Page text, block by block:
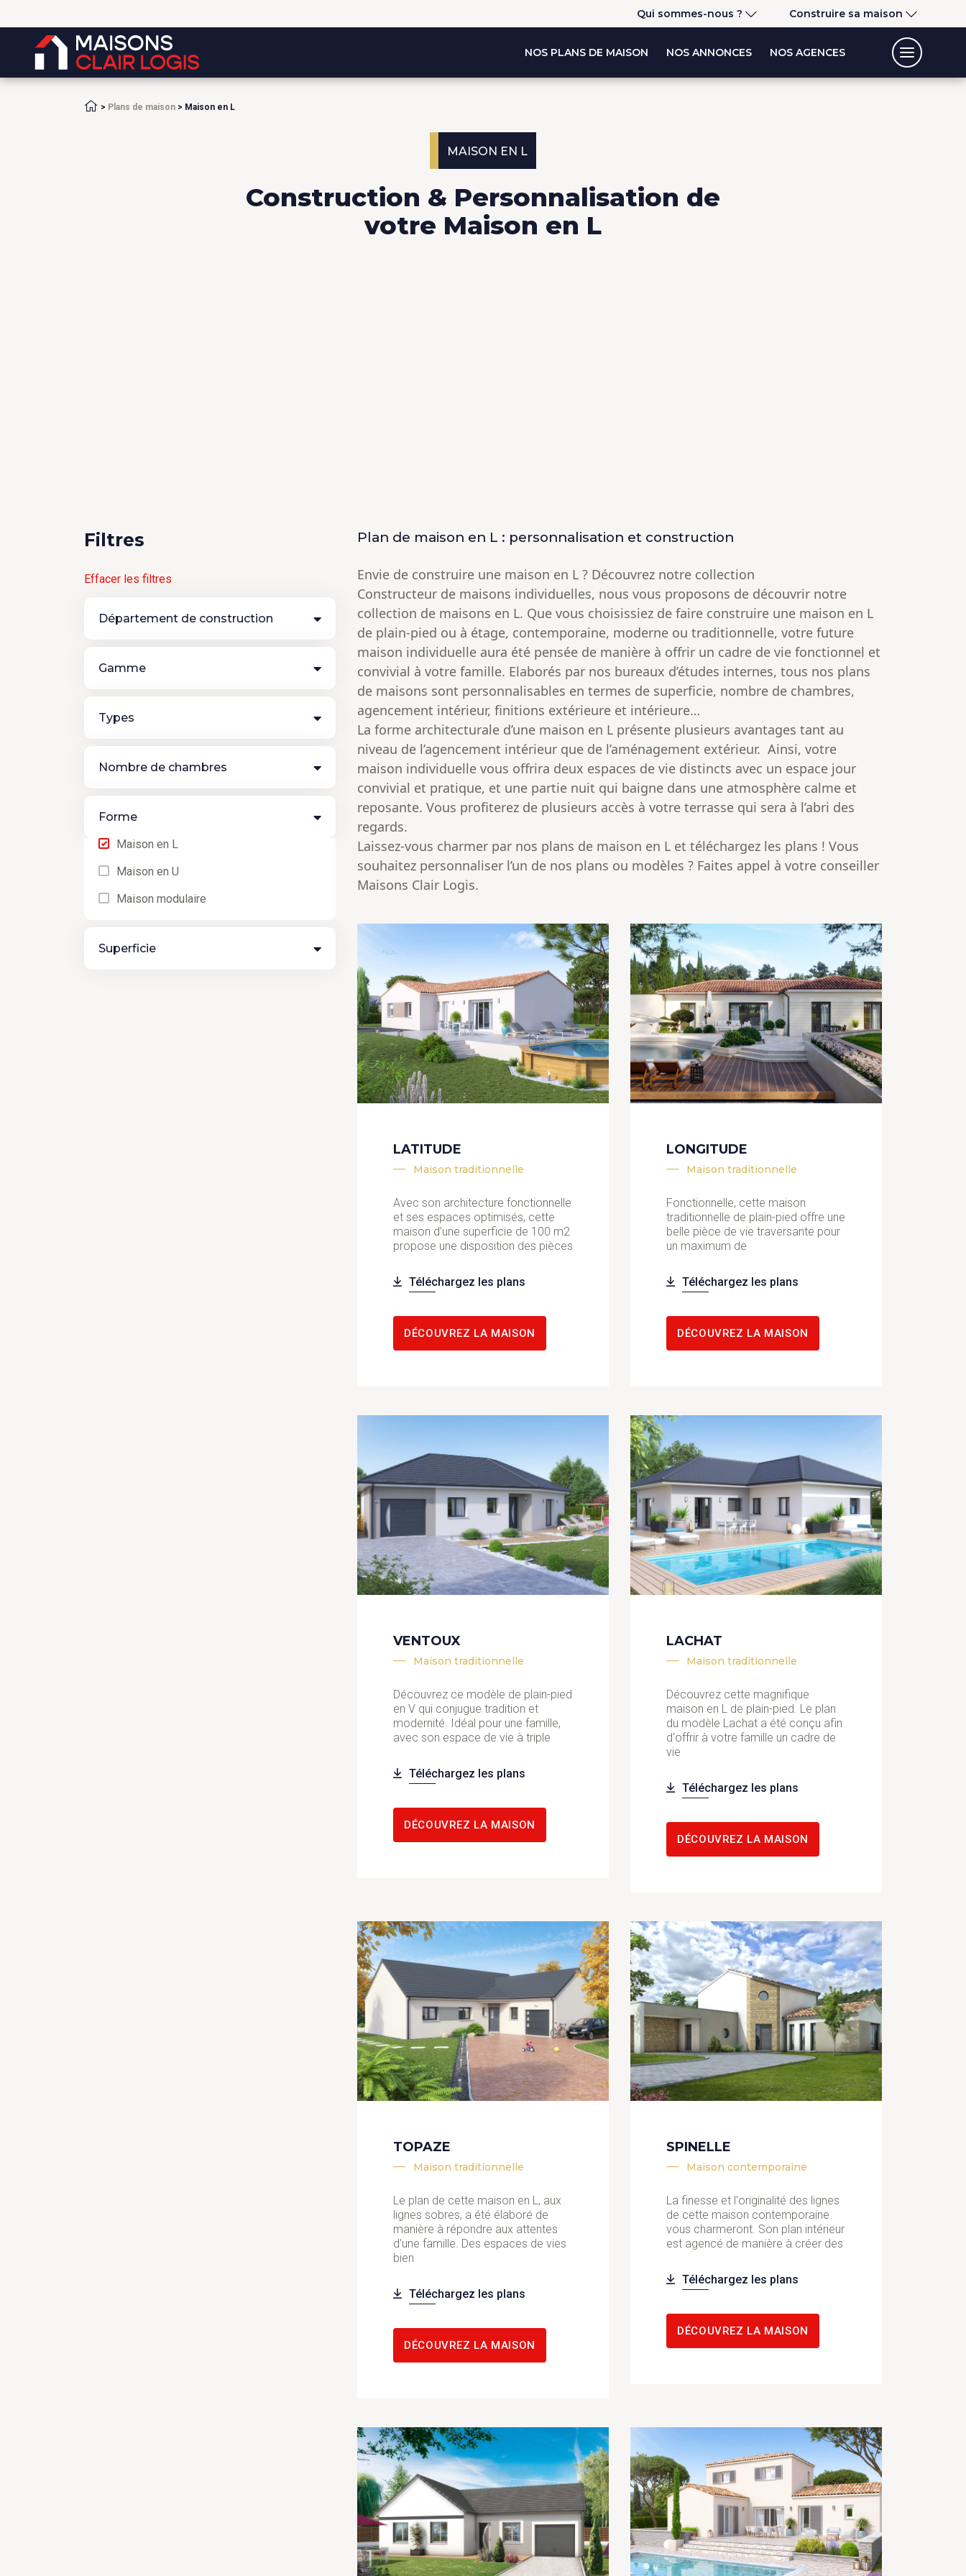
Qui sommes-nous ? Construire sa maison
NOS PLANS DE MAISON NOS ANNONCES NOS AGENCES
Accueil
> Plans de maison > Maison en L
MAISON EN L
Construction & Personnalisation de
votre Maison en L
Filtres
Effacer les filtres
Département de construction
Gamme
Types
Nombre de chambres
Forme
Maison en L
Maison en U
Maison modulaire
Superficie
Plan de maison en L : personnalisation et construction
Envie de construire une maison en L ? Découvrez notre collection
Constructeur de maisons individuelles, nous vous proposons de découvrir notre
collection de maisons en L. Que vous choisissiez de faire construire une maison en L
de plain-pied ou à étage, contemporaine, moderne ou traditionnelle, votre future
maison individuelle aura été pensée de manière à offrir un cadre de vie fonctionnel et
convivial à votre famille. Elaborés par nos bureaux d’études internes, tous nos plans
de maisons sont personnalisables en termes de superficie, nombre de chambres,
agencement intérieur, finitions extérieure et intérieure…
La forme architecturale d’une maison en L présente plusieurs avantages tant au
niveau de l’agencement intérieur que de l’aménagement extérieur. Ainsi, votre
maison individuelle vous offrira deux espaces de vie distincts avec un espace jour
convivial et pratique, et une partie nuit qui baigne dans une atmosphère calme et
reposante. Vous profiterez de plusieurs accès à votre terrasse qui sera à l’abri des
regards.
Laissez-vous charmer par nos plans de maison en L et téléchargez les plans ! Vous
souhaitez personnaliser l’un de nos plans ou modèles ? Faites appel à votre conseiller
Maisons Clair Logis.
LATITUDE
Maison traditionnelle
Avec son architecture fonctionnelle
et ses espaces optimisés, cette
maison d’une superficie de 100 m2
propose une disposition des pièces
Téléchargez les plans
DÉCOUVREZ LA MAISON
LONGITUDE
Maison traditionnelle
Fonctionnelle, cette maison
traditionnelle de plain-pied offre une
belle pièce de vie traversante pour
un maximum de
Téléchargez les plans
DÉCOUVREZ LA MAISON
VENTOUX
Maison traditionnelle
Découvrez ce modèle de plain-pied
en V qui conjugue tradition et
modernité. Idéal pour une famille,
avec son espace de vie à triple
Téléchargez les plans
DÉCOUVREZ LA MAISON
LACHAT
Maison traditionnelle
Découvrez cette magnifique
maison en L de plain-pied. Le plan
du modèle Lachat a été conçu afin
d'offrir à votre famille un cadre de
vie
Téléchargez les plans
DÉCOUVREZ LA MAISON
TOPAZE
Maison traditionnelle
Le plan de cette maison en L, aux
lignes sobres, a été élaboré de
manière à répondre aux attentes
d'une famille. Des espaces de vies
bien
Téléchargez les plans
DÉCOUVREZ LA MAISON
SPINELLE
Maison contemporaine
La finesse et l'originalité des lignes
de cette maison contemporaine
vous charmeront. Son plan intérieur
est agencé de manière à créer des
Téléchargez les plans
DÉCOUVREZ LA MAISON